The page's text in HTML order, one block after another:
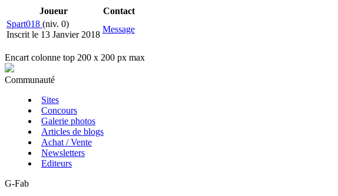
Joueur
Contact
Spart018 (niv. 0)
Inscrit le 13 Janvier 2018
Message
Encart colonne top 200 x 200 px max
Communauté
Sites
Concours
Galerie photos
Articles de blogs
Achat / Vente
Newsletters
Editeurs
G-Fab